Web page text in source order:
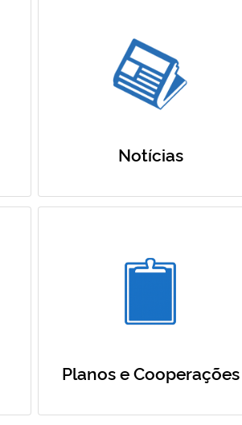
Notícias
Planos e Cooperações